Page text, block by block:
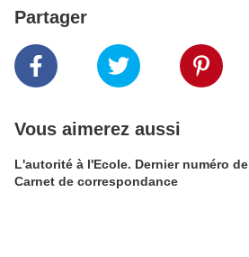
Partager
Vous aimerez aussi
L'autorité à l'Ecole. Dernier numéro de
Carnet de correspondance